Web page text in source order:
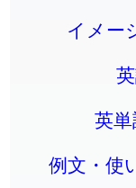
イメー
英
例文・使